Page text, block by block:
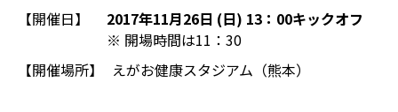
【開催日】
2017年11月26日 (日) 13：00キックオフ
※ 開場時間は11：30
【開催場所】
えがお健康スタジアム（熊本）